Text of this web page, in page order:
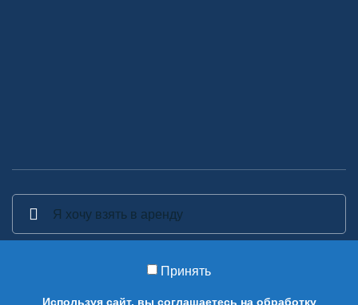
предметов декора в Москве.
Принять
Используя сайт, вы соглашаетесь на обработку